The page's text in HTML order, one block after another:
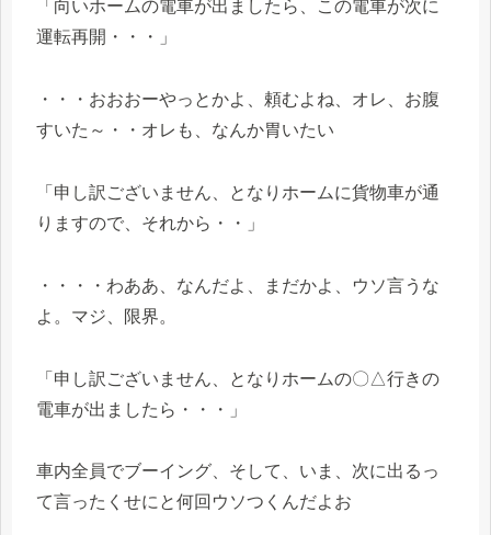
「向いホームの電車が出ましたら、この電車が次に
運転再開・・・」
・・・おおおーやっとかよ、頼むよね、オレ、お腹
すいた～・・オレも、なんか胃いたい
「申し訳ございません、となりホームに貨物車が通
りますので、それから・・」
・・・・わああ、なんだよ、まだかよ、ウソ言うな
よ。マジ、限界。
「申し訳ございません、となりホームの〇△行きの
電車が出ましたら・・・」
車内全員でブーイング、そして、いま、次に出るっ
て言ったくせにと何回ウソつくんだよお